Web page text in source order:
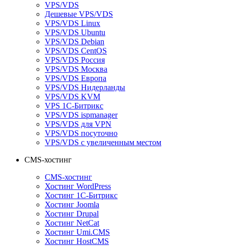
VPS/VDS
Дешевые VPS/VDS
VPS/VDS Linux
VPS/VDS Ubuntu
VPS/VDS Debian
VPS/VDS CentOS
VPS/VDS Россия
VPS/VDS Москва
VPS/VDS Европа
VPS/VDS Нидерланды
VPS/VDS KVM
VPS 1С-Битрикс
VPS/VDS ispmanager
VPS/VDS для VPN
VPS/VDS посуточно
VPS/VDS с увеличенным местом
CMS-хостинг
CMS-хостинг
Хостинг WordPress
Хостинг 1С-Битрикс
Хостинг Joomla
Хостинг Drupal
Хостинг NetCat
Хостинг Umi.CMS
Хостинг HostCMS